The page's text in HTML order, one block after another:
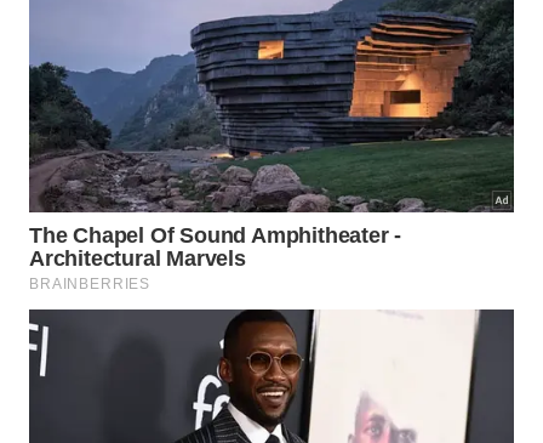
profissional.
Kit de Ferramentas
Materiais Indispensáveis
Tenha em mãos estes três itens essenciais
para reformar com sucesso:
Tinta PVA ou esmalte próprio para